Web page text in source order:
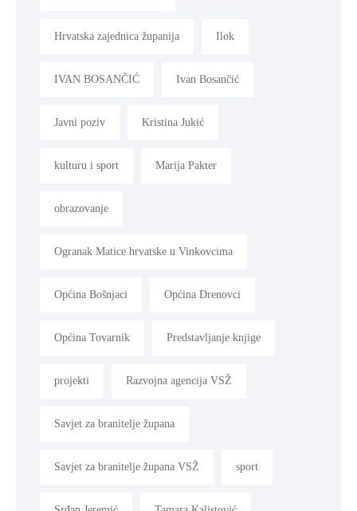
Hrvatska zajednica županija Ilok
IVAN BOSANČIĆ Ivan Bosančić
Javni poziv Kristina Jukić
kulturu i sport Marija Pakter
obrazovanje
Ogranak Matice hrvatske u Vinkovcima
Općina Bošnjaci Općina Drenovci
Općina Tovarnik Predstavljanje knjige
projekti Razvojna agencija VSŽ
Savjet za branitelje župana
Savjet za branitelje župana VSŽ sport